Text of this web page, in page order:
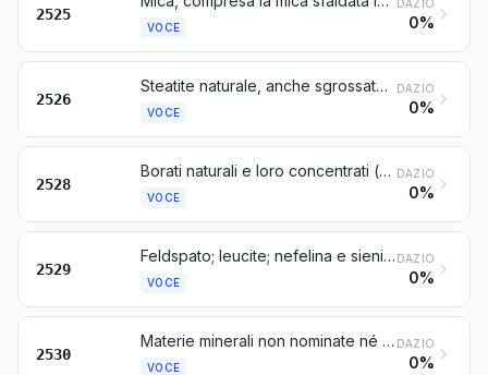
2525
VOCE
DAZIO
0%
2526
Steatite naturale, anche sgrossata o semplicemente segata o altrimenti tagliata, in blocchi o in lastre di forma quadrata o rettangolare; talco
VOCE
DAZIO
0%
2528
Borati naturali e loro concentrati (anche calcinati), esclusi i borati estratti dalle soluzioni naturali; acido borico naturale con un contenuto massimo di 85 % di H3BO3 sul prodotto secco
VOCE
DAZIO
0%
2529
Feldspato; leucite; nefelina e sienite-nefelinica; spatofluore
VOCE
DAZIO
0%
2530
Materie minerali non nominate né comprese altrove
VOCE
DAZIO
0%